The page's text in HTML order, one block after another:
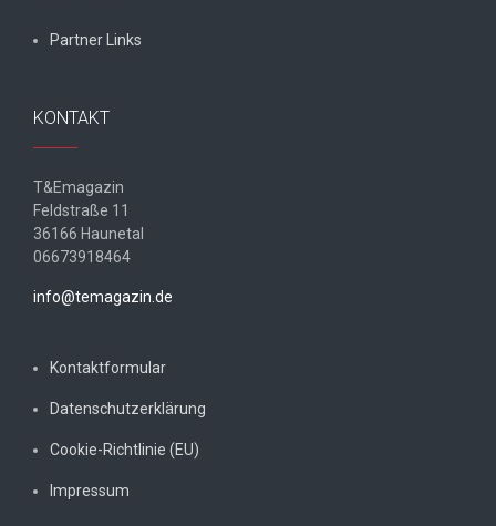
Partner Links
KONTAKT
T&Emagazin
Feldstraße 11
36166 Haunetal
06673918464
info@temagazin.de
Kontaktformular
Datenschutzerklärung
Cookie-Richtlinie (EU)
Impressum